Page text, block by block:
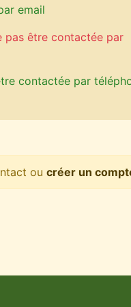
email
pas être contactée par
contactée par
ou créer un